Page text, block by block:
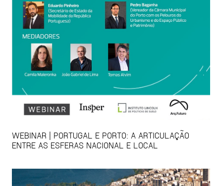
WEBINAR | PORTUGAL E PORTO: A ARTICULAÇÃO
ENTRE AS ESFERAS NACIONAL E LOCAL